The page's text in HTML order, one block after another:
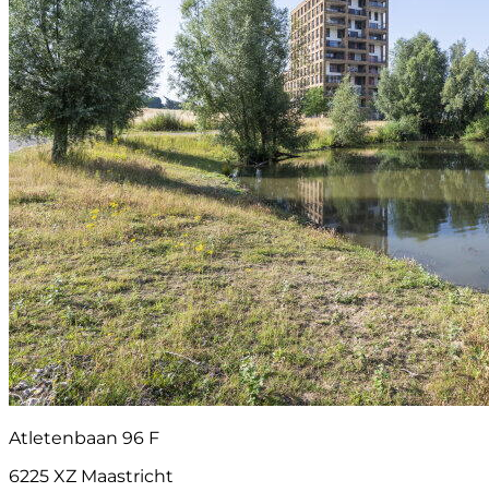
Atletenbaan 96 F
6225 XZ Maastricht